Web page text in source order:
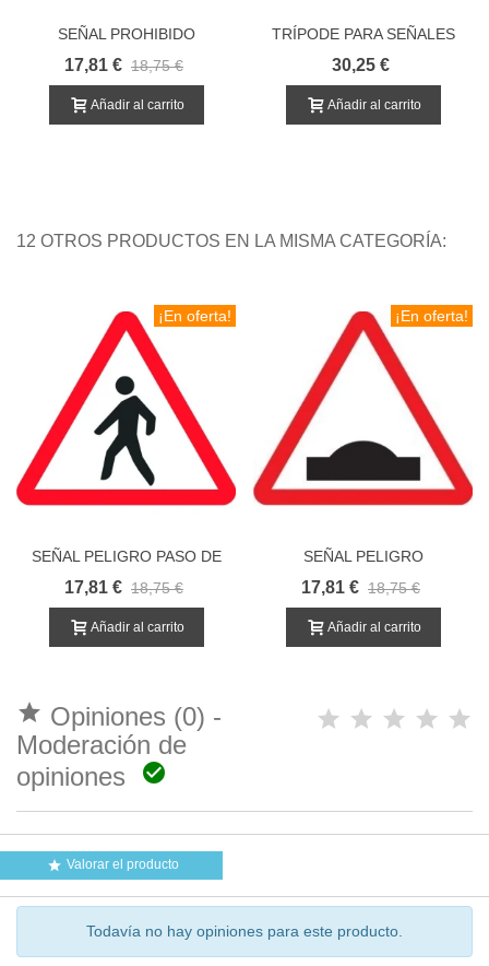
SEÑAL PROHIBIDO
APARCAR O PARAR R307
17,81 € 18,75 €
Añadir al carrito
TRÍPODE PARA SEÑALES
DE OBRA EN CARRETERA
30,25 €
Añadir al carrito
12 OTROS PRODUCTOS EN LA MISMA CATEGORÍA:
¡En oferta!
SEÑAL PELIGRO PASO DE
PEATONES
17,81 € 18,75 €
Añadir al carrito
¡En oferta!
SEÑAL PELIGRO
PAVIMENTO IRREGULAR
17,81 € 18,75 €
Añadir al carrito
 Opiniones (0) -
Moderación de
opiniones

 Valorar el producto
Todavía no hay opiniones para este producto.